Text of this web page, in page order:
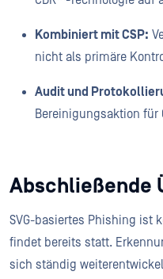
Kombiniert mit CSP:
nicht als primäre
Audit und
Bereinigungsaktion für
Abschließende
SVG-basiertes Phishing ist
findet bereits statt.
sich ständig